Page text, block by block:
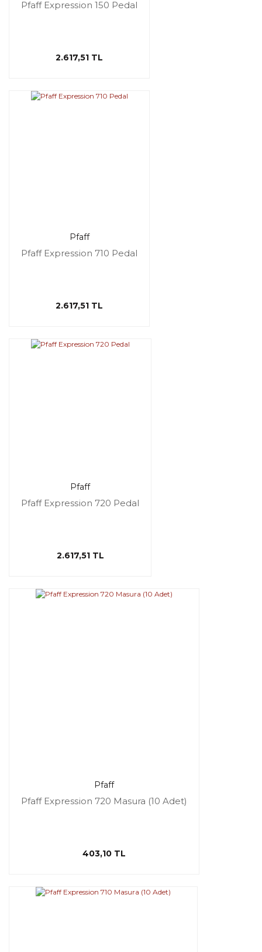
Pfaff Expression 150 Pedal
2.617,51 TL
Pfaff
Pfaff Expression 710 Pedal
2.617,51 TL
Pfaff
Pfaff Expression 720 Pedal
2.617,51 TL
Pfaff
Pfaff Expression 720 Masura (10 Adet)
403,10 TL